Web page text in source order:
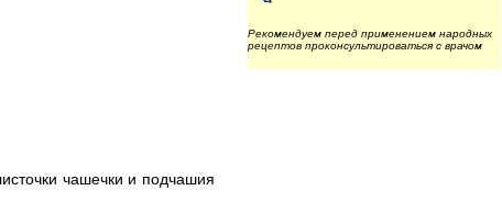
чашечки и подчашия
Рекомендуем перед применением народных
рецептов проконсультироваться с врачом